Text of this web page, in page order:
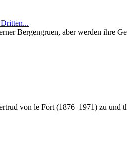
Bergengruen, aber werden ihre
von le Fort (1876–1971) zu und